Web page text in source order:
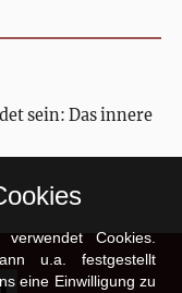
sein: Das innere
Cookies.
u.a. fest­ge­stellt
eine Einwilligung zu